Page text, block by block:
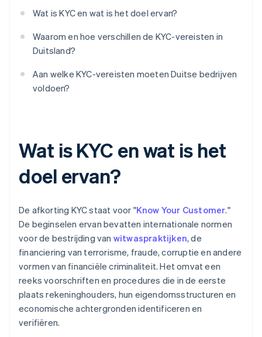
Wat is KYC en wat is het doel ervan?
Waarom en hoe verschillen de KYC-vereisten in
Duitsland?
Aan welke KYC-vereisten moeten Duitse bedrijven
voldoen?
Wat is KYC en wat is het
doel ervan?
De afkorting KYC staat voor "Know Your Customer."
De beginselen ervan bevatten internationale normen
voor de bestrijding van witwaspraktijken, de
financiering van terrorisme, fraude, corruptie en andere
vormen van financiële criminaliteit. Het omvat een
reeks voorschriften en procedures die in de eerste
plaats rekeninghouders, hun eigendomsstructuren en
economische achtergronden identificeren en
verifiëren.